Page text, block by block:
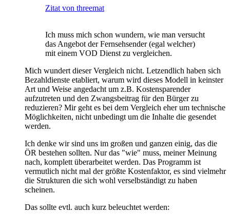
Zitat von threemat
Ich muss mich schon wundern, wie man versucht
das Angebot der Fernsehsender (egal welcher)
mit einem VOD Dienst zu vergleichen.
Mich wundert dieser Vergleich nicht. Letzendlich haben sich
Bezahldienste etabliert, warum wird dieses Modell in keinster
Art und Weise angedacht um z.B. Kostensparender
aufzutreten und den Zwangsbeitrag für den Bürger zu
reduzieren? Mir geht es bei dem Vergleich eher um technische
Möglichkeiten, nicht unbedingt um die Inhalte die gesendet
werden.
Ich denke wir sind uns im großen und ganzen einig, das die
ÖR bestehen sollten. Nur das "wie" muss, meiner Meinung
nach, komplett überarbeitet werden. Das Programm ist
vermutlich nicht mal der größte Kostenfaktor, es sind vielmehr
die Strukturen die sich wohl verselbständigt zu haben
scheinen.
Das sollte evtl. auch kurz beleuchtet werden: